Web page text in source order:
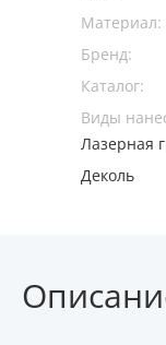
Материал:
Бренд:
Каталог:
Виды
Лазерная
Деколь